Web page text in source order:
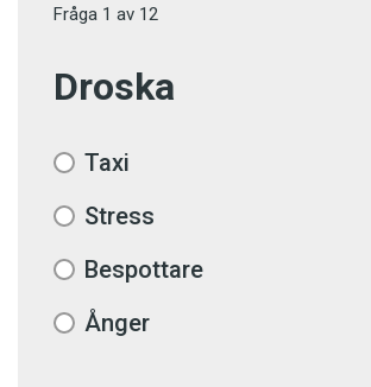
Fråga 1 av 12
Droska
Taxi
Stress
Bespottare
Ånger